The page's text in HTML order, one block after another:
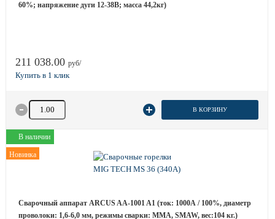
60%; напряжение дуги 12-38B; масса 44,2кг)
211 038.00 руб/
Количество товара В КОРЗИНУ
В наличии
Новинка
Сварочный аппарат ARCUS AA-1001 A1 (ток: 1000А / 100%, диаметр
проволоки: 1,6-6,0 мм, режимы сварки: ММА, SMAW, вес:104 кг.)